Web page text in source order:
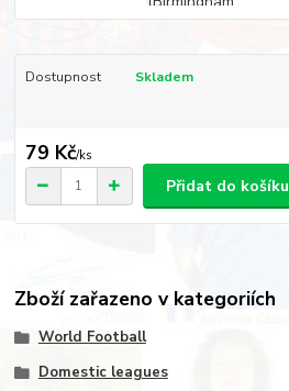
Dostupnost Skladem
79 Kč/ks
Přidat do košíku
Zboží zařazeno v kategoriích
World Football
Domestic leagues